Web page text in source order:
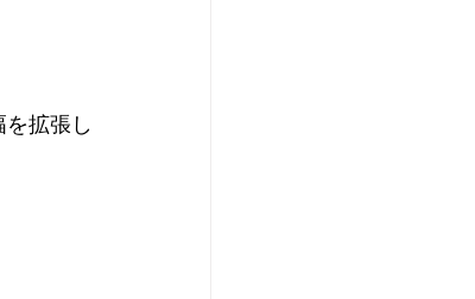
拡張し